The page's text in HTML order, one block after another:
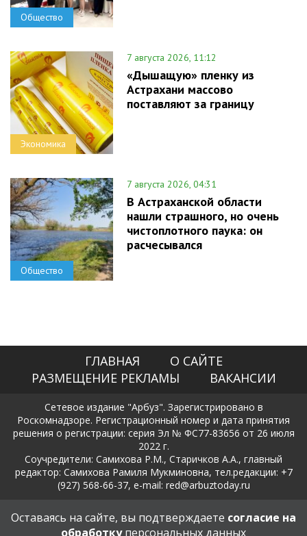
Общество
Экономика
7 августа 2026, 11:12
«Дышащую» пленку из
Астрахани массово
поставляют за границу
Общество
7 августа 2026, 04:31
В Астраханской области
нашли страшного, но очень
чистоплотного паука: он
расчесывался
ГЛАВНАЯ
О САЙТЕ
РАЗМЕЩЕНИЕ РЕКЛАМЫ
ВАКАНСИИ
Сетевое издание "Арбуз". Зарегистрировано в
Роскомнадзоре. Регистрационный номер и дата принятия
решения о регистрации: серия Эл № ФС77-83656 от 26 июля
2022 г.
Соучредители: Самихова Р.М., Старичков А.А., главный
редактор: Самихова Рамиля Мукминовна, тел.редакции: +7
(927) 568-66-37, e-mail: red@arbuztoday.ru
Политика в отношении обработки и защиты персональных
данных
Оставаясь на сайте, вы подтверждаете согласие на
обработкуперсональных данных